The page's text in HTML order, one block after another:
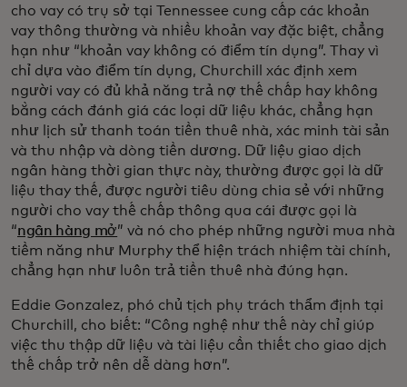
cho vay có trụ sở tại Tennessee cung cấp các khoản
vay thông thường và nhiều khoản vay đặc biệt, chẳng
hạn như “khoản vay không có điểm tín dụng”. Thay vì
chỉ dựa vào điểm tín dụng, Churchill xác định xem
người vay có đủ khả năng trả nợ thế chấp hay không
bằng cách đánh giá các loại dữ liệu khác, chẳng hạn
như lịch sử thanh toán tiền thuê nhà, xác minh tài sản
và thu nhập và dòng tiền dương. Dữ liệu giao dịch
ngân hàng thời gian thực này, thường được gọi là dữ
liệu thay thế, được người tiêu dùng chia sẻ với những
người cho vay thế chấp thông qua cái được gọi là
“ngân hàng mở” và nó cho phép những người mua nhà
tiềm năng như Murphy thể hiện trách nhiệm tài chính,
chẳng hạn như luôn trả tiền thuê nhà đúng hạn.
Eddie Gonzalez, phó chủ tịch phụ trách thẩm định tại
Churchill, cho biết: “Công nghệ như thế này chỉ giúp
việc thu thập dữ liệu và tài liệu cần thiết cho giao dịch
thế chấp trở nên dễ dàng hơn”.